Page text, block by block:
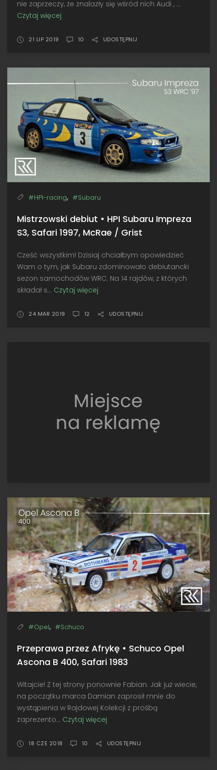
nie zaprzeczy, że znalazły się wśród nich Audi , ...
Czytaj więcej
Safari
1984
21 LIP 2019 10 UDOSTĘPNIJ
#HPI-racing, #Subaru
Mistrzowski debiut • HPI Subaru Impreza
S3, Safari 1997, McRae / Grist
Cześć wszystkim! Dzisiaj chciałbym opowiedzieć
Wam o tym, jak Subaru zdominowało debiutancki
sezon samochodów WRC. Na 14 rajdów, z których
składał s... Czytaj więcej
•
McRae
/
Grist
24 MAR 2019 12 UDOSTĘPNIJ
#Opel, #Schuco
Przeprawa przez Afrykę • Schuco Opel
Ascona B 400, Safari 1983
Witajcie! Z tej strony ponownie Fabian. Jak już wiecie,
na początku marca Damian zaprosił mnie do
wystąpienia w Rajdowej Kolekcji z prośbą
zaprezento... Czytaj więcej
Afrykę
18 CZE 2018 10 UDOSTĘPNIJ